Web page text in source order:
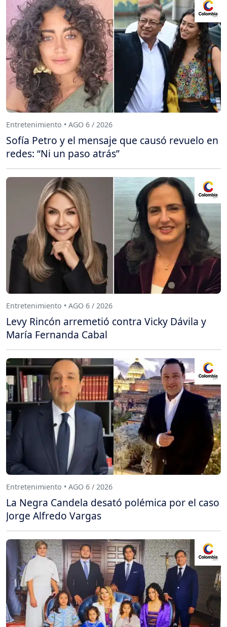
Entretenimiento • AGO 6 / 2026
Sofía Petro y el mensaje que causó revuelo en
redes: “Ni un paso atrás”
Entretenimiento • AGO 6 / 2026
Levy Rincón arremetió contra Vicky Dávila y
María Fernanda Cabal
Entretenimiento • AGO 6 / 2026
La Negra Candela desató polémica por el caso
Jorge Alfredo Vargas